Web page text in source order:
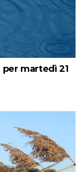
martedì 21